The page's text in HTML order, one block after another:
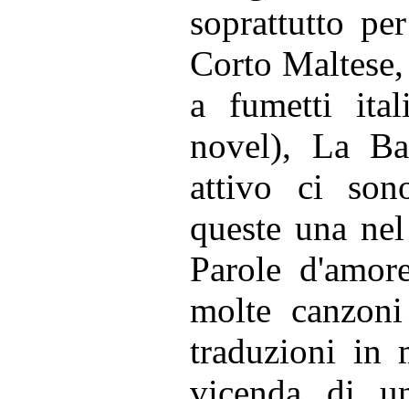
soprattutto
Corto
a fumetti
novel), La
attivo ci
queste una
Parole
molte
traduzioni in